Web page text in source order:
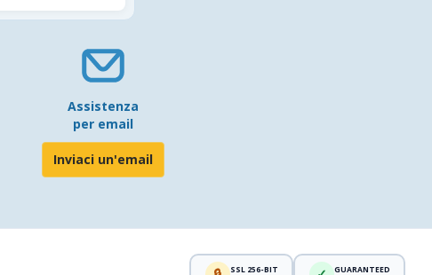
Assistenza
per email
Inviaci un'email
SSL 256-BIT GUARANTEED